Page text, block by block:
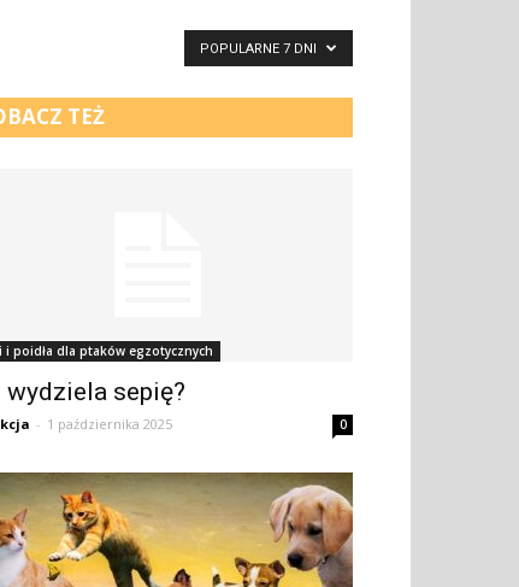
POPULARNE 7 DNI
TEŻ
i poidła dla ptaków egzotycznych
wydziela sepię?
- 1 października 2025 0